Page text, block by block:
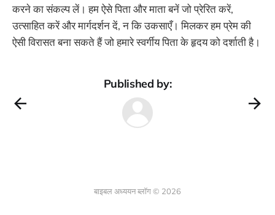
करने का संकल्प लें। हम ऐसे पिता और माता बनें जो प्रेरित करें,
उत्साहित करें और मार्गदर्शन दें, न कि उकसाएँ। मिलकर हम प्रेम की
ऐसी विरासत बना सकते हैं जो हमारे स्वर्गीय पिता के हृदय को दर्शाती है।
Published by:
बाइबल अध्ययन ब्लॉग © 2026